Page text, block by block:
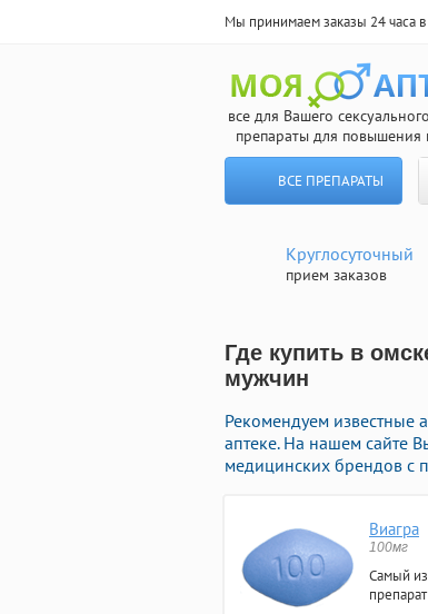
Мы принимаем заказы 24 часа в
все для Вашего
препараты для повышения
ВСЕ ПРЕПАРАТЫ
Круглосуточный
прием заказов
Где купить в
мужчин
Рекомендуем известные
аптеке. На нашем сайте
медицинских брендов с
Виагра
100мг
Самый
препарат